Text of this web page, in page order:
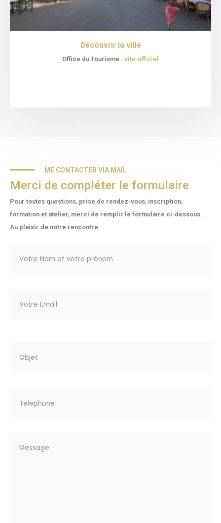
Découvrir la ville
Office du Tourisme : site officiel
ME CONTACTER VIA MAIL
Merci de compléter le formulaire
Pour toutes questions, prise de rendez-vous, inscription,
formation et atelier, merci de remplir le formulaire ci-dessous.
Au plaisir de notre rencontre